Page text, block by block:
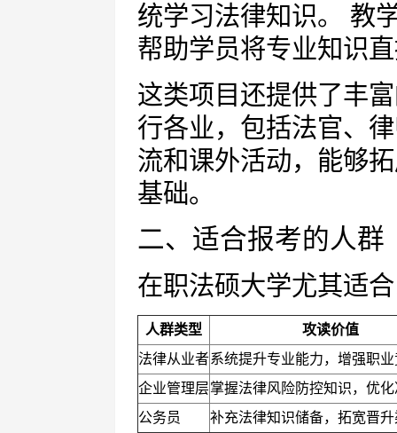
统学习法律知识。 教
帮助学员将专业知识
这类项目还提供了丰
行各业，包括法官、
流和课外活动，能够
基础。
二、适合报考的人群
在职法硕大学尤其适
人群类型
攻读价值
法律从业者系统提升专业能力，增强职
企业管理层掌握法律风险防控知识，优
公务员
补充法律知识储备，拓宽晋